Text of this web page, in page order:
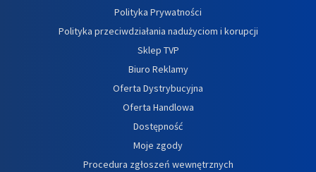
Polityka Prywatności
Polityka przeciwdziałania nadużyciom i korupcji
Sklep TVP
Biuro Reklamy
Oferta Dystrybucyjna
Oferta Handlowa
Dostępność
Moje zgody
Procedura zgłoszeń wewnętrznych